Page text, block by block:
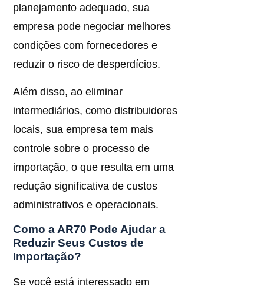
planejamento adequado, sua
empresa pode negociar melhores
condições com fornecedores e
reduzir o risco de desperdícios.
Além disso, ao eliminar
intermediários, como distribuidores
locais, sua empresa tem mais
controle sobre o processo de
importação, o que resulta em uma
redução significativa de custos
administrativos e operacionais.
Como a AR70 Pode Ajudar a
Reduzir Seus Custos de
Importação?
Se você está interessado em